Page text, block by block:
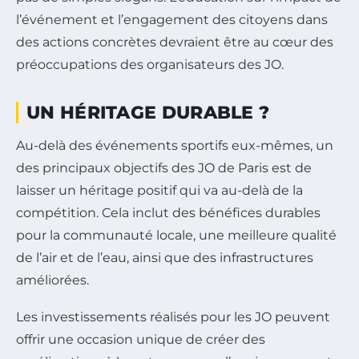
l’événement et l’engagement des citoyens dans
des actions concrètes devraient être au cœur des
préoccupations des organisateurs des JO.
UN HÉRITAGE DURABLE ?
Au-delà des événements sportifs eux-mêmes, un
des principaux objectifs des JO de Paris est de
laisser un héritage positif qui va au-delà de la
compétition. Cela inclut des bénéfices durables
pour la communauté locale, une meilleure qualité
de l’air et de l’eau, ainsi que des infrastructures
améliorées.
Les investissements réalisés pour les JO peuvent
offrir une occasion unique de créer des